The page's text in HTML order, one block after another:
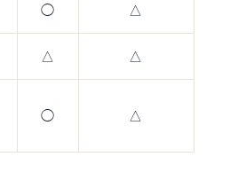
◯ △
△ △
◯ △